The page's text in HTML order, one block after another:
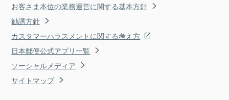
お客さま本位の業務運営に関する基本方針
勧誘方針
カスタマーハラスメントに関する考え方
日本郵便公式アプリ一覧
ソーシャルメディア
サイトマップ